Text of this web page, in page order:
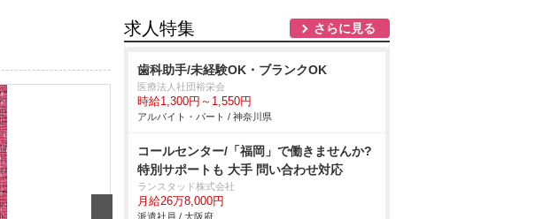
求人特集 さらに見る
歯科助手/未経験OK・ブランクOK
医療法人社団裕栄会
時給1,300円～1,550円
アルバイト・パート / 神奈川県
コールセンター/「福岡」で働きませんか?
特別サポートも 大手 問い合わせ対応
ランスタッド株式会社
月給26万8,000円
派遣社員 / 大阪府